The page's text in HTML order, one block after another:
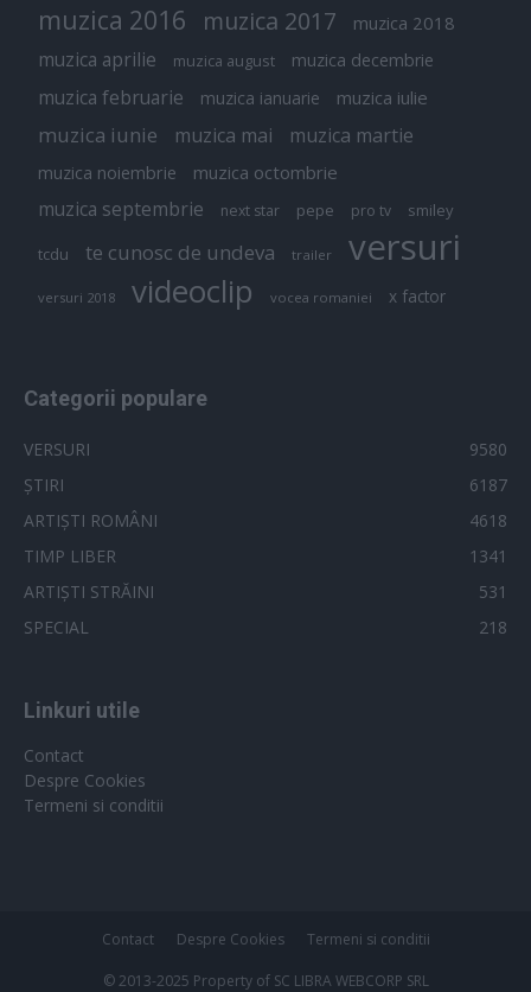
muzica 2016 muzica 2017 muzica 2018
muzica aprilie muzica august muzica decembrie
muzica februarie muzica ianuarie muzica iulie
muzica iunie muzica mai muzica martie
muzica noiembrie muzica octombrie
muzica septembrie next star pepe pro tv smiley
tcdu te cunosc de undeva trailer versuri
versuri 2018 videoclip vocea romaniei x factor
Categorii populare
VERSURI
9580
ȘTIRI
6187
ARTIȘTI ROMÂNI
4618
TIMP LIBER
1341
ARTIȘTI STRĂINI
531
SPECIAL
218
Linkuri utile
Contact
Despre Cookies
Termeni si conditii
Contact Despre Cookies Termeni si conditii
© 2013-2025 Property of SC LIBRA WEBCORP SRL